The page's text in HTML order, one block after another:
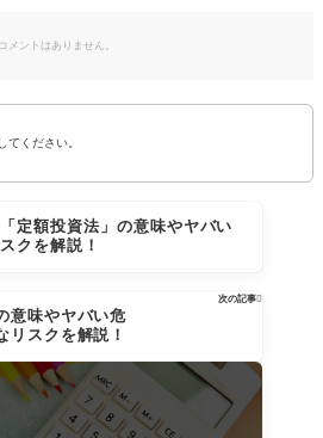
コメントはありません。
してください。
定額投資法」の意味やヤバい
クを解説！
次の記事
意味やヤバい危
リスクを解説！